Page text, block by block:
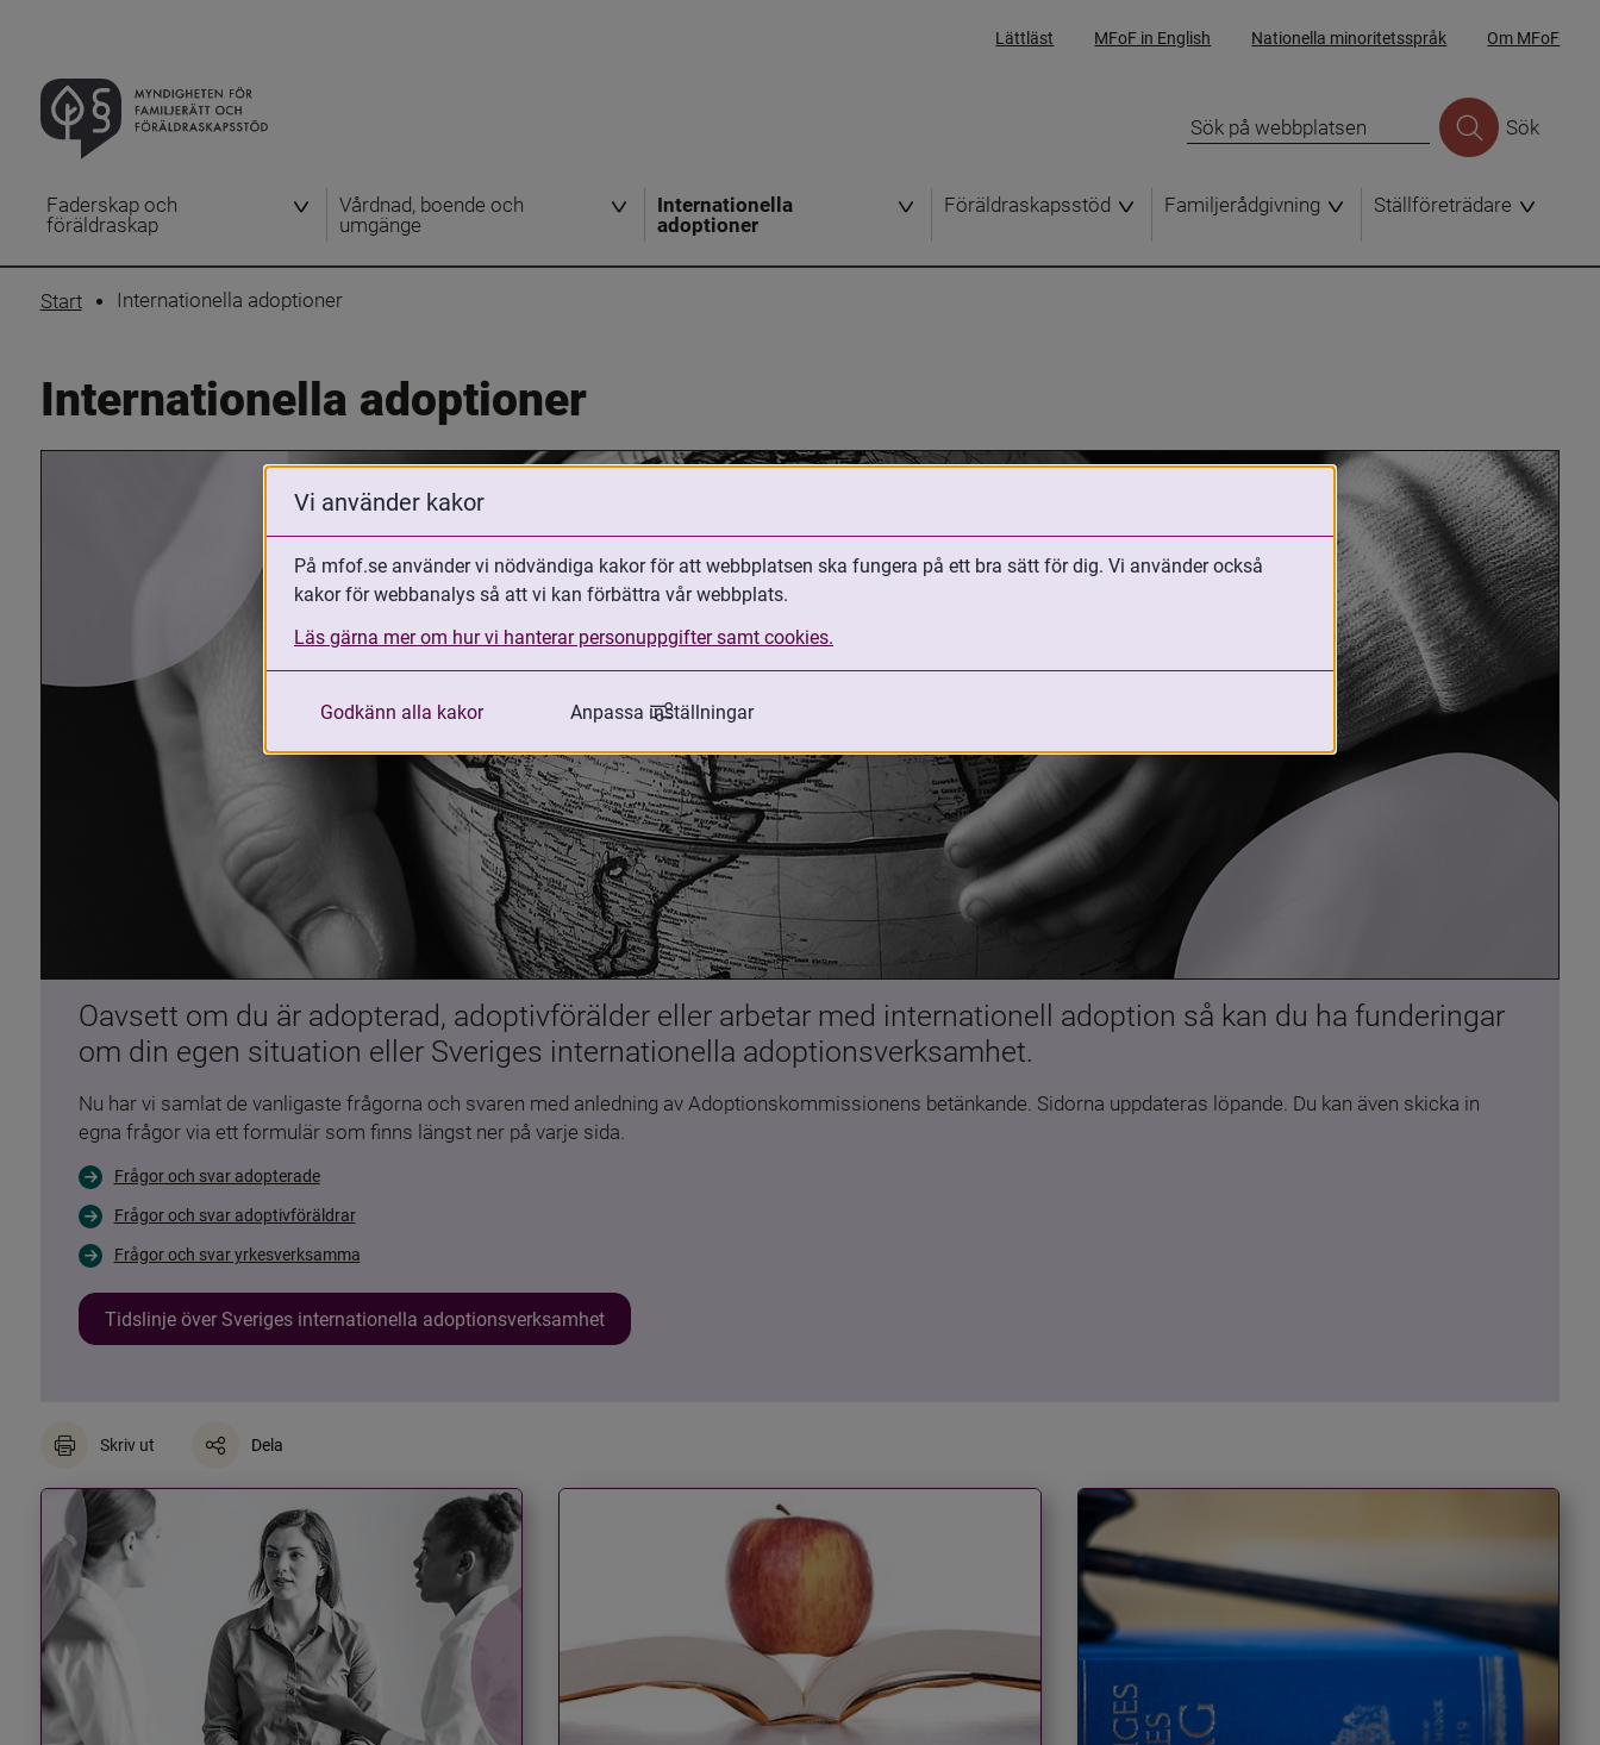
Lättläst MFoF in English Nationella minoritetsspråk Om MFoF
Sök
Faderskap och
föräldraskap
Vårdnad, boende och
umgänge
Internationella
adoptioner
Föräldraskapsstöd Familjerådgivning Ställföreträdare
Start Internationella adoptioner
Internationella adoptioner
Oavsett om du är adopterad, adoptivförälder eller arbetar med internationell adoption så kan du ha funderingar
om din egen situation eller Sveriges internationella adoptionsverksamhet.
Nu har vi samlat de vanligaste frågorna och svaren med anledning av Adoptionskommissionens betänkande. Sidorna uppdateras löpande. Du kan även skicka in
egna frågor via ett formulär som finns längst ner på varje sida.
Frågor och svar adopterade
Frågor och svar adoptivföräldrar
Frågor och svar yrkesverksamma
Tidslinje över Sveriges internationella adoptionsverksamhet
Skriv ut Dela
Vi använder kakor
På mfof.se använder vi nödvändiga kakor för att webbplatsen ska fungera på ett bra sätt för dig. Vi använder också
kakor för webbanalys så att vi kan förbättra vår webbplats.
Läs gärna mer om hur vi hanterar personuppgifter samt cookies.
Godkänn alla kakor Anpassa inställningar